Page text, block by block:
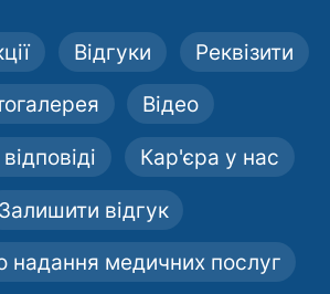
Відгуки Реквізити
Відео
Кар'єра у нас
Залишити відгук
надання медичних послуг